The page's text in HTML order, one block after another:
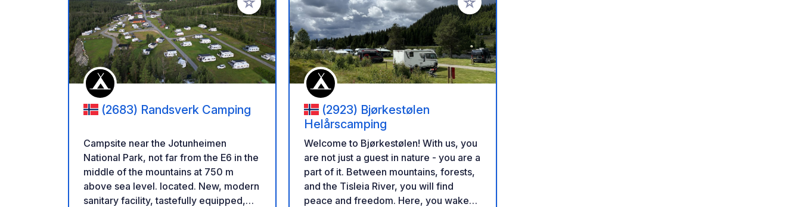
Add to your favorites
(2683) Randsverk Camping
Campsite near the Jotunheimen
National Park, not far from the E6 in the
middle of the mountains at 750 m
above sea level. located. New, modern
sanitary facility, tastefully equipped,
Add to your favorites
(2923) Bjørkestølen
Helårscamping
Welcome to Bjørkestølen! With us, you
are not just a guest in nature - you are a
part of it. Between mountains, forests,
and the Tisleia River, you will find
peace and freedom. Here, you wake